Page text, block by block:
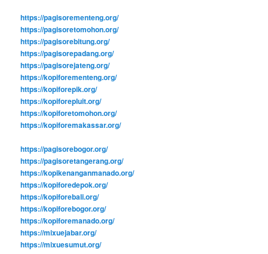
https://pagisorementeng.org/
https://pagisoretomohon.org/
https://pagisorebitung.org/
https://pagisorepadang.org/
https://pagisorejateng.org/
https://kopiforementeng.org/
https://kopiforepik.org/
https://kopiforepluit.org/
https://kopiforetomohon.org/
https://kopiforemakassar.org/
https://pagisorebogor.org/
https://pagisoretangerang.org/
https://kopikenanganmanado.org/
https://kopiforedepok.org/
https://kopiforebali.org/
https://kopiforebogor.org/
https://kopiforemanado.org/
https://mixuejabar.org/
https://mixuesumut.org/